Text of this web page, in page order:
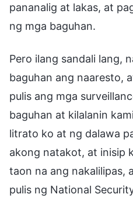
pananalig at lakas, at
ng mga baguhan.
Pero ilang sandali lang,
baguhan ang naaresto,
pulis ang mga
baguhan at kilalanin
litrato ko at ng dalawa
akong natakot, at inisip
taon na ang nakalilipas,
pulis ng National